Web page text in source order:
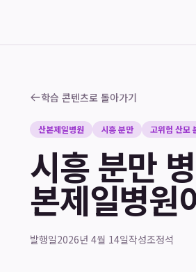
학습 콘텐츠로 돌아가기
산본제일병원 시흥 분만 고위험 산모
시흥 분만
본제일병원
발행일2026년 4월 14일작성조정석